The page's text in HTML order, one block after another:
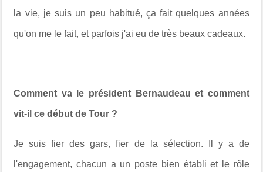
la vie, je suis un peu habitué, ça fait quelques années
qu'on me le fait, et parfois j'ai eu de très beaux cadeaux.
Comment va le président Bernaudeau et comment
vit-il ce début de Tour ?
Je suis fier des gars, fier de la sélection. Il y a de
l'engagement, chacun a un poste bien établi et le rôle